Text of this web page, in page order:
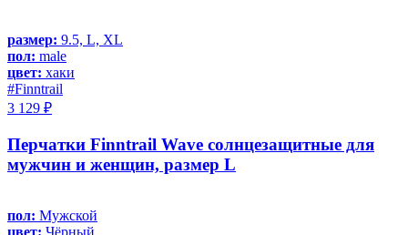
размер: 9.5, L, XL
пол: male
цвет: хаки
#Finntrail
3 129 ₽
Перчатки Finntrail Wave солнцезащитные для
мужчин и женщин, размер L
пол: Мужской